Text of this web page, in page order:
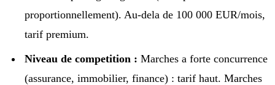
proportionnellement). Au-dela de 100 000 EUR/mois,
tarif premium.
Niveau de competition : Marches a forte concurrence
(assurance, immobilier, finance) : tarif haut. Marches